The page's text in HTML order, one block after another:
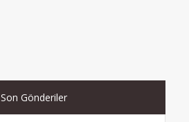
Son Gönderiler